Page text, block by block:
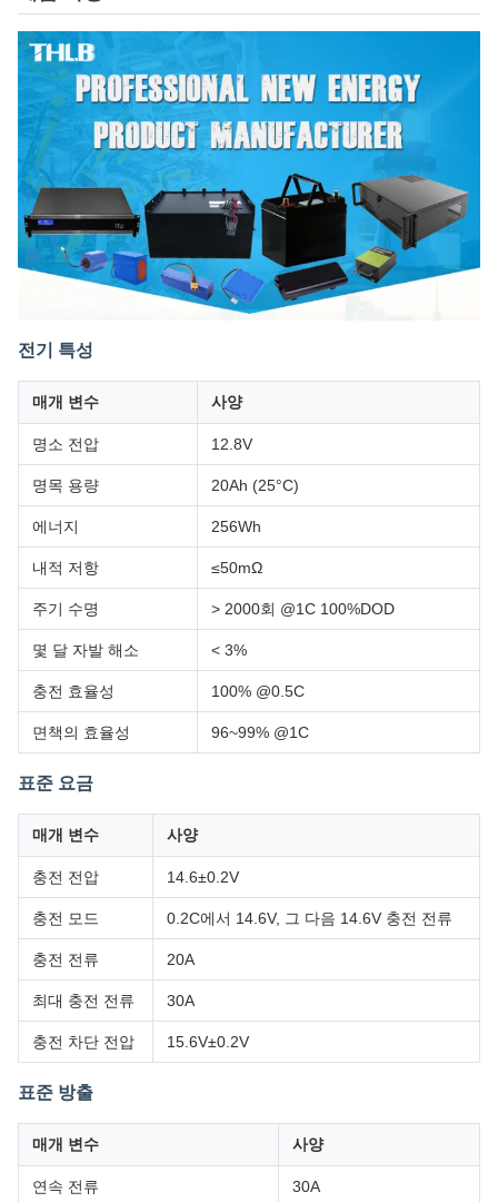
전기 특성
매개 변수 사양
명소 전압 12.8V
명목 용량 20Ah (25°C)
에너지 256Wh
내적 저항 ≤50mΩ
주기 수명 > 2000회 @1C 100%DOD
몇 달 자발 해소 < 3%
충전 효율성 100% @0.5C
면책의 효율성 96~99% @1C
표준 요금
매개 변수 사양
충전 전압 14.6±0.2V
충전 모드 0.2C에서 14.6V, 그 다음 14.6V 충전 전류
충전 전류 20A
최대 충전 전류 30A
충전 차단 전압 15.6V±0.2V
표준 방출
매개 변수 사양
연속 전류 30A